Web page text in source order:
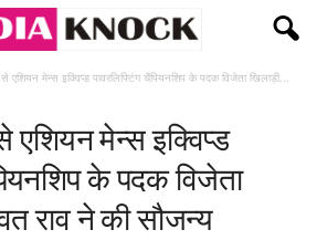
एशियन मेन्स इक्विप्ड पावरलिफ्टिंग चैंपियनशिप के पदक विजेता खिलाड़ी...
एशियन मेन्स इक्विप्ड
के पदक विजेता
राव ने की सौजन्य